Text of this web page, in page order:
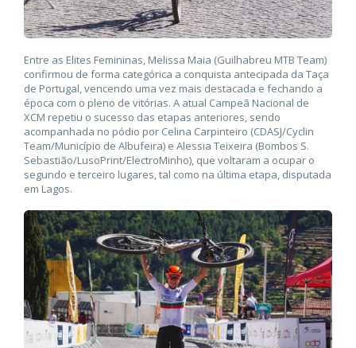
Entre as Elites Femininas, Melissa Maia (Guilhabreu MTB Team)
confirmou de forma categórica a conquista antecipada da Taça
de Portugal, vencendo uma vez mais destacada e fechando a
época com o pleno de vitórias. A atual Campeã Nacional de
XCM repetiu o sucesso das etapas anteriores, sendo
acompanhada no pódio por Celina Carpinteiro (CDASJ/Cyclin
Team/Município de Albufeira) e Alessia Teixeira (Bombos S.
Sebastião/LusoPrint/ElectroMinho), que voltaram a ocupar o
segundo e terceiro lugares, tal como na última etapa, disputada
em Lagos.